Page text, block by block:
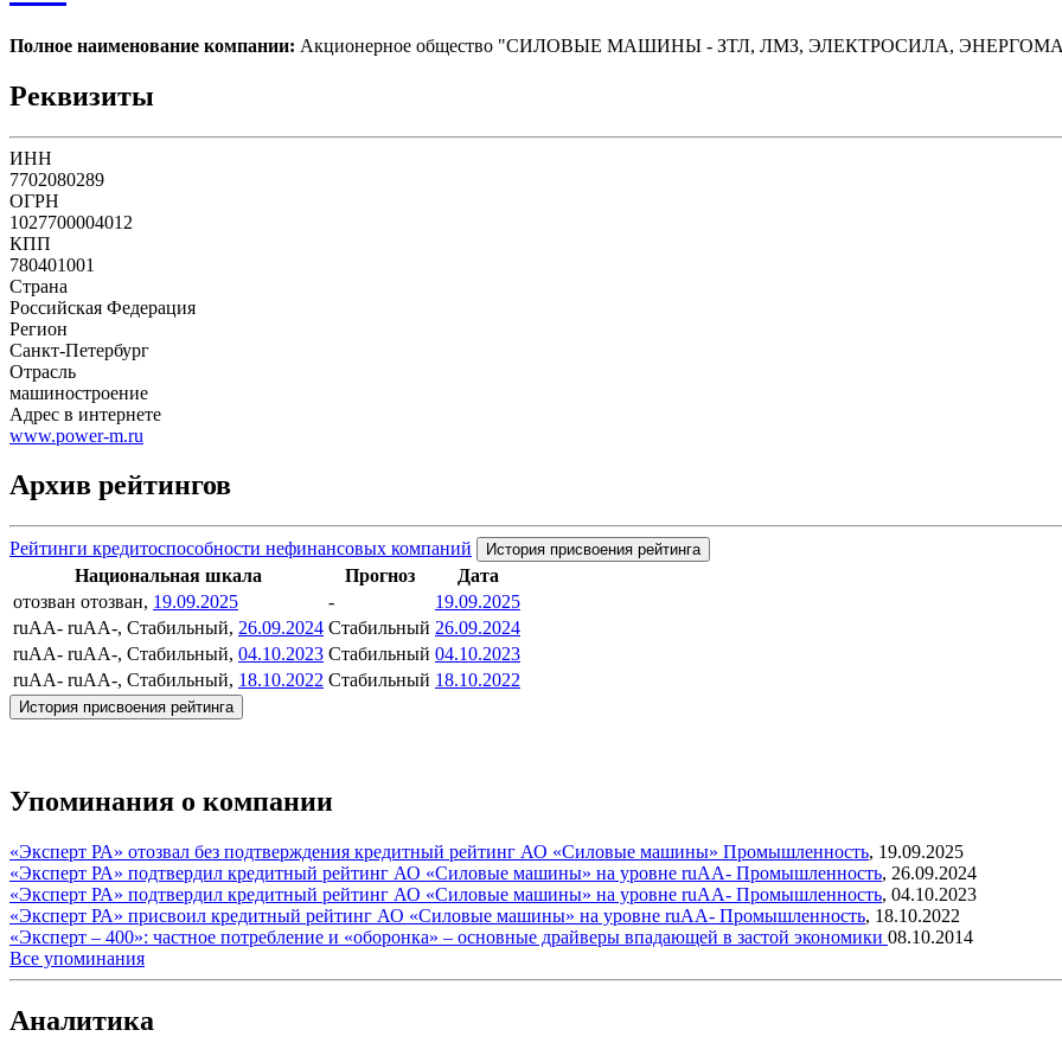
Полное наименование компании: Акционерное общество "СИЛОВЫЕ МАШИНЫ - ЗТЛ, ЛМЗ, ЭЛЕКТРОСИЛА,
Реквизиты
ИНН
7702080289
ОГРН
1027700004012
КПП
780401001
Страна
Российская Федерация
Регион
Санкт-Петербург
Отрасль
машиностроение
Адрес в интернете
www.power-m.ru
Архив рейтингов
Рейтинги кредитоспособности нефинансовых компаний История присвоения рейтинга
Национальная шкала Прогноз
Дата
отозван отозван, 19.09.2025 -
19.09.2025
ruAA- ruAA-, Стабильный, 26.09.2024 Стабильный 26.09.2024
ruAA- ruAA-, Стабильный, 04.10.2023 Стабильный 04.10.2023
ruAA- ruAA-, Стабильный, 18.10.2022 Стабильный 18.10.2022
История присвоения рейтинга
Упоминания о компании
«Эксперт РА» отозвал без подтверждения кредитный рейтинг АО «Силовые машины» Промышленность, 19.09.2025
«Эксперт РА» подтвердил кредитный рейтинг АО «Силовые машины» на уровне ruAA- Промышленность, 26.09.2024
«Эксперт РА» подтвердил кредитный рейтинг АО «Силовые машины» на уровне ruAA- Промышленность, 04.10.2023
«Эксперт РА» присвоил кредитный рейтинг АО «Силовые машины» на уровне ruAA- Промышленность, 18.10.2022
«Эксперт – 400»: частное потребление и «оборонка» – основные драйверы впадающей в застой экономики 08.10.2014
Все упоминания
Аналитика